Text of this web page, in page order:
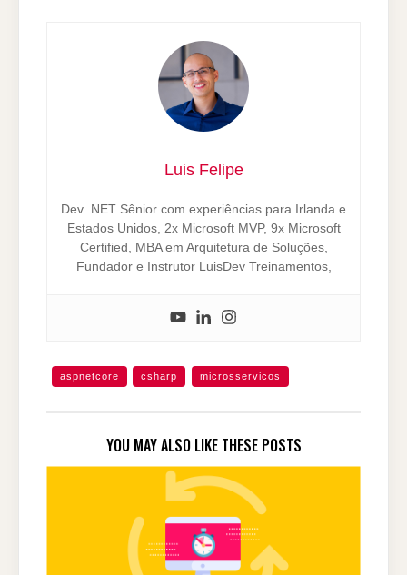
Luis Felipe
Dev .NET Sênior com experiências para Irlanda e
Estados Unidos, 2x Microsoft MVP, 9x Microsoft
Certified, MBA em Arquitetura de Soluções,
Fundador e Instrutor LuisDev Treinamentos,
aspnetcore csharp microsservicos
YOU MAY ALSO LIKE THESE POSTS